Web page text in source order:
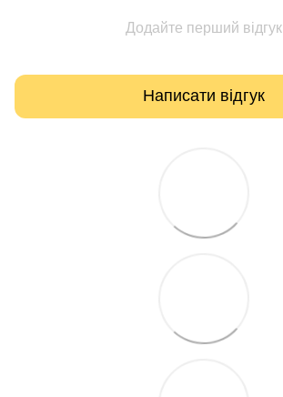
Додайте перший відгук
Написати відгук